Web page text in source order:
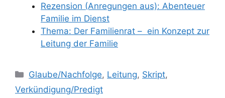
Rezension (Anregungen aus): Abenteuer
Familie im Dienst
Thema: Der Familienrat – ein Konzept zur
Leitung der Familie
Kategorien
Glaube/Nachfolge, Leitung, Skript,
Verkündigung/Predigt